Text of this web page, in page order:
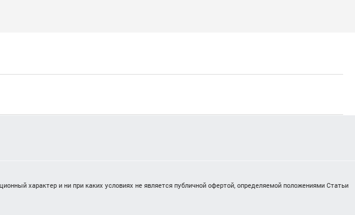
характер и ни при каких условиях не является публичной офертой, определяемой положениями Статьи